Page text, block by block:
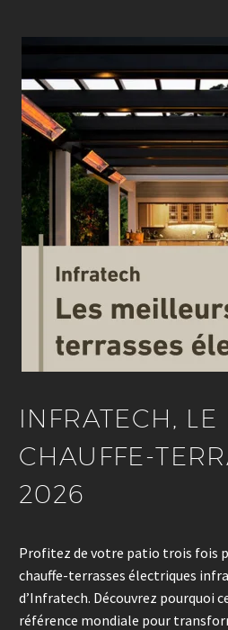
INFRATECH, LE
CHAUFFE-
2026
Profitez de votre patio trois fois
chauffe-terrasses électriques
d’Infratech. Découvrez pourquoi
référence mondiale pour